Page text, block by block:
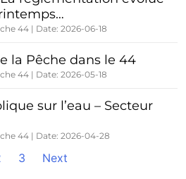
44 Date: 2026-06-18
la Pêche dans le 44
44 Date: 2026-05-18
sur l’eau – Secteur
44 Date: 2026-04-28
3 Next